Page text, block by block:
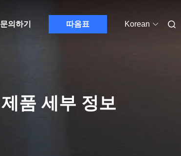
문의하기 따옴표 Korean
제품 세부 정보